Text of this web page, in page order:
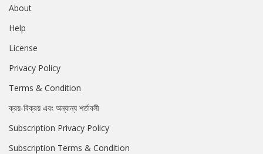
About
Help
License
Privacy Policy
Terms & Condition
ক্রয়-বিক্রয় এবং অন্যান্য শর্তাবলী
Subscription Privacy Policy
Subscription Terms & Condition